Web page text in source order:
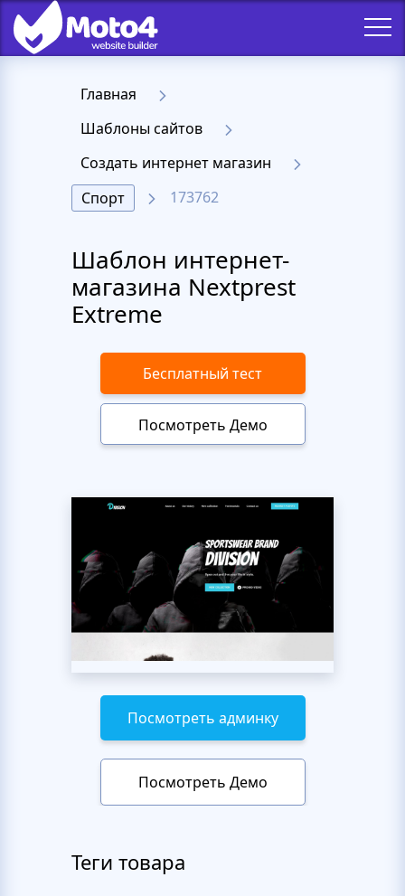
Главная
Шаблоны сайтов
Создать интернет магазин
Спорт
173762
Шаблон интернет-
магазина Nextprest
Extreme
Бесплатный тест
Посмотреть Демо
Посмотреть админку
Посмотреть Демо
Теги товара